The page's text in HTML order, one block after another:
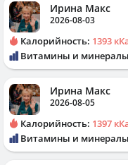
Ирина Макс
2026-08-03
Калорийность: 1393
Витамины и
Ирина Макс
2026-08-05
Калорийность: 1397
Витамины и